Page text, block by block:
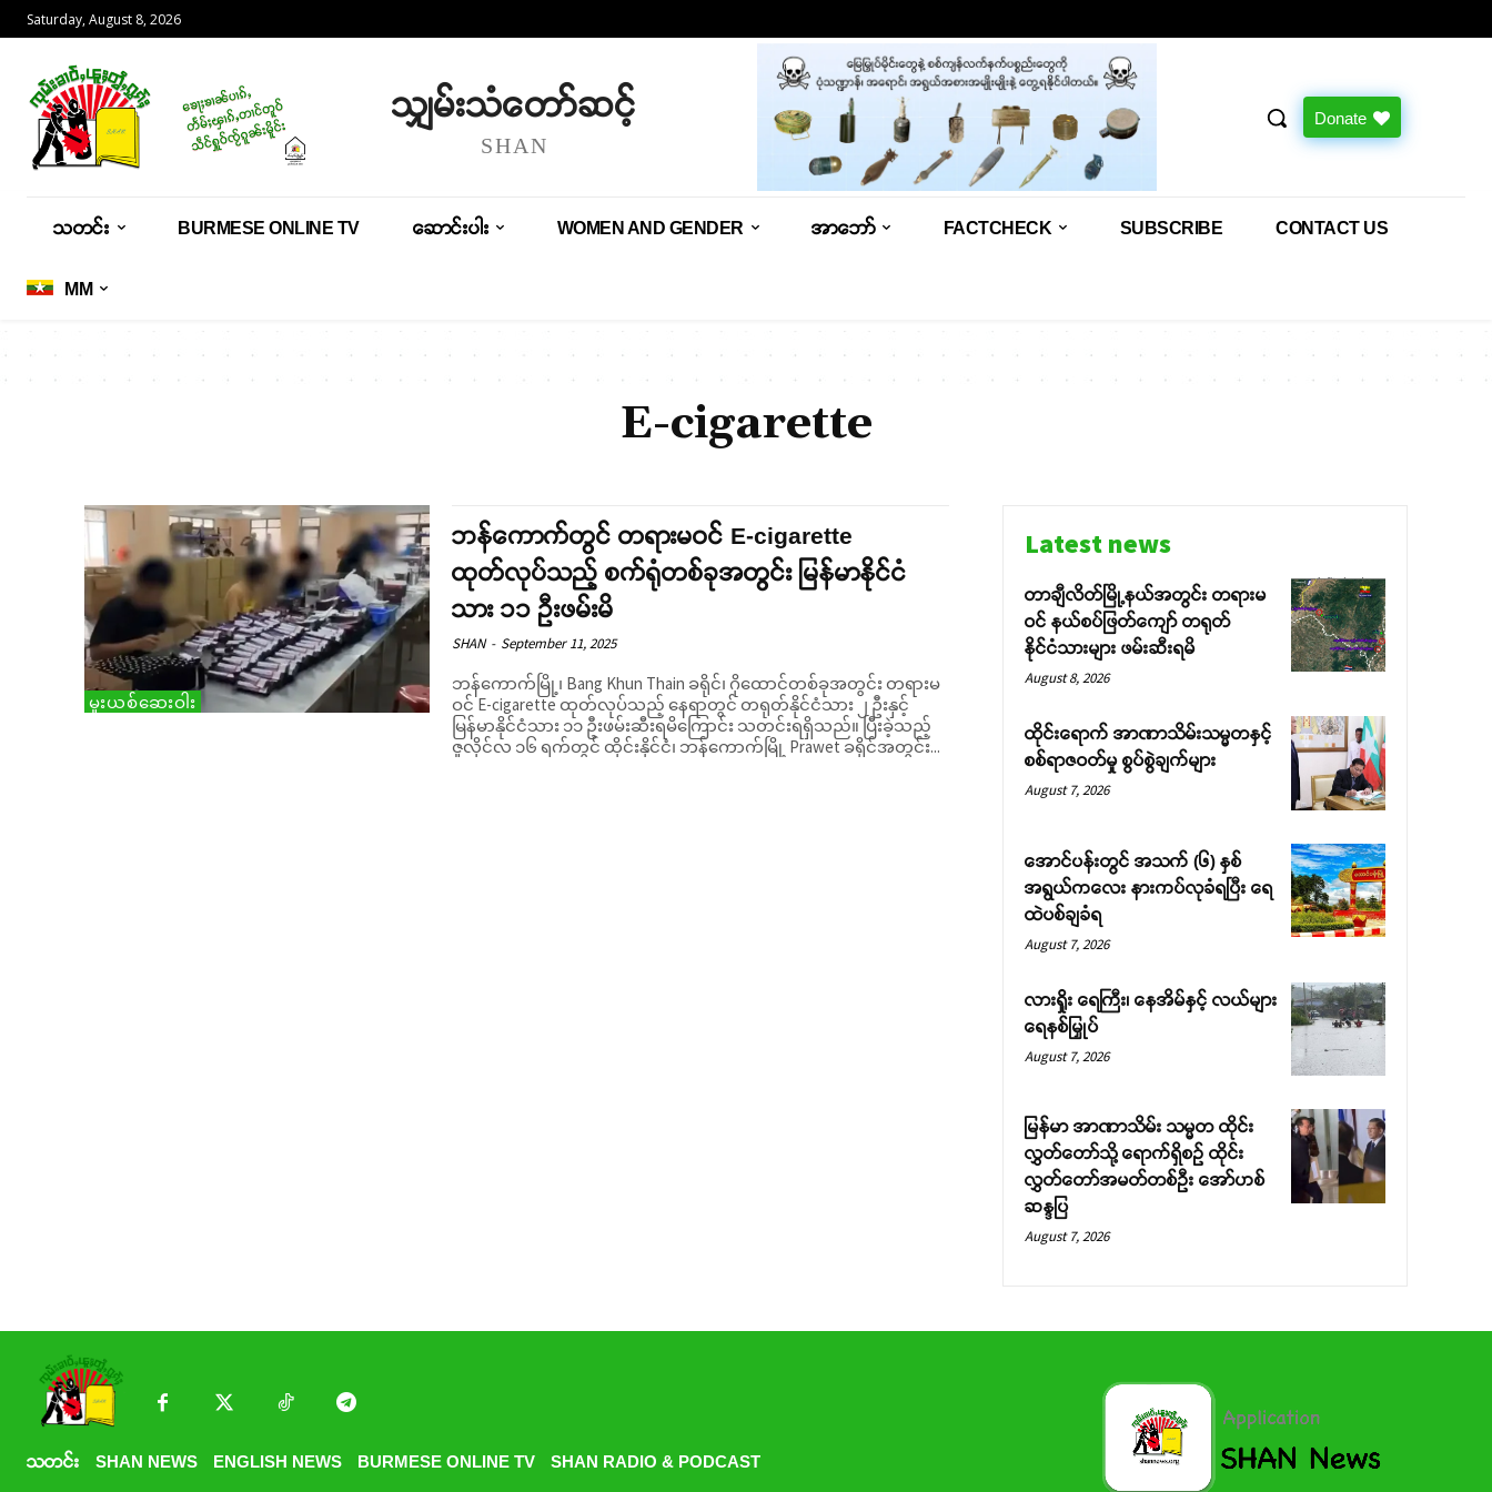
Saturday, August 8, 2026
သျှမ်းသံတော်ဆင့်
SHAN
Donate
သတင်း BURMESE ONLINE TV ဆောင်းပါး WOMEN AND GENDER အာဘော် FACTCHECK SUBSCRIBE CONTACT US
MM
E-cigarette
မူးယစ်ဆေးဝါး
ဘန်ကောက်တွင် တရားမဝင် E-cigarette
ထုတ်လုပ်သည့် စက်ရုံတစ်ခုအတွင်း မြန်မာနိုင်ငံ
သား ၁၁ ဦးဖမ်းမိ
SHAN - September 11, 2025
ဘန်ကောက်မြို့၊ Bang Khun Thain ခရိုင်၊ ဂိုထောင်တစ်ခုအတွင်း တရားမ
ဝင် E-cigarette ထုတ်လုပ်သည့် နေရာတွင် တရုတ်နိုင်ငံသား ၂ ဦးနှင့်
မြန်မာနိုင်ငံသား ၁၁ ဦးဖမ်းဆီးရမိကြောင်း သတင်းရရှိသည်။ ပြီးခဲ့သည့်
ဇူလိုင်လ ၁၆ ရက်တွင် ထိုင်းနိုင်ငံ၊ ဘန်ကောက်မြို့ Prawet ခရိုင်အတွင်း...
Latest news
တာချီလိတ်မြို့နယ်အတွင်း တရားမ
ဝင် နယ်စပ်ဖြတ်ကျော် တရုတ်
နိုင်ငံသားများ ဖမ်းဆီးရမိ
August 8, 2026
ထိုင်းရောက် အာဏာသိမ်းသမ္မတနှင့်
စစ်ရာဇဝတ်မှု စွပ်စွဲချက်များ
August 7, 2026
အောင်ပန်းတွင် အသက် (၆) နှစ်
အရွယ်ကလေး နားကပ်လုခံရပြီး ရေ
ထဲပစ်ချခံရ
August 7, 2026
လားရှိုး ရေကြီး၊ နေအိမ်နှင့် လယ်များ
ရေနစ်မြှုပ်
August 7, 2026
မြန်မာ အာဏာသိမ်း သမ္မတ ထိုင်း
လွှတ်တော်သို့ ရောက်ရှိစဉ် ထိုင်း
လွှတ်တော်အမတ်တစ်ဦး အော်ဟစ်
ဆန္ဒပြ
August 7, 2026
သတင်း SHAN NEWS ENGLISH NEWS BURMESE ONLINE TV SHAN RADIO & PODCAST